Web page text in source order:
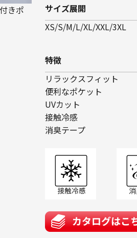
サイズ展開
XS/S/M/L/XL/XXL/3XL
特徴
リラックスフィット
便利なポケット
UVカット
接触冷感
消臭テープ
きポ